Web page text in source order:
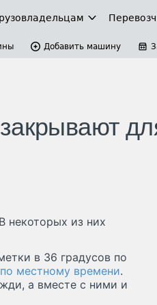
Добавить машину
некоторых из них
в 36 градусов по
местному времени.
а вместе с ними и